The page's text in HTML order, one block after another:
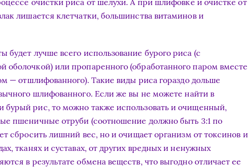
очистки риса от шелухи. А при шлифовке и очистке от
лишается клетчатки, большинства витаминов и
будет лучше всего использование бурого риса (с
оболочкой) или пропаренного (обработанного паром вместе
— отшлифованного). Такие виды риса гораздо дольше
шлифованного. Если же вы не можете найти в
рис, то можно также использовать и очищенный,
пшеничные отруби (соотношение должно быть 3:1 по
сбросить лишний вес, но и очищает организм от токсинов и
тканях и суставах, от других вредных и ненужных
в результате обмена веществ, что выгодно отличает ее